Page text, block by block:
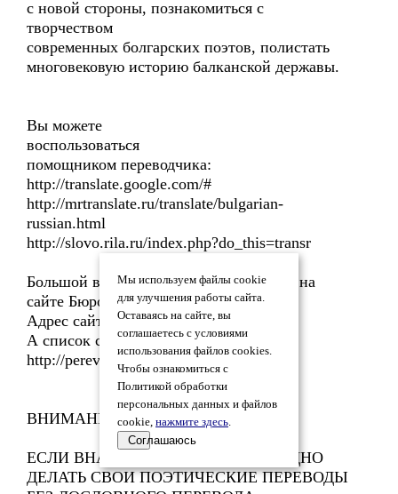
с новой стороны, познакомиться с
творчеством
современных болгарских поэтов, полистать
многовековую историю балканской державы.
Вы можете
воспользоваться
помощником переводчика:
http://translate.google.com/#
http://mrtranslate.ru/translate/bulgarian-
russian.html
http://slovo.rila.ru/index.php?do_this=transr
Большой выбор словарей предлагается на
сайте Бюро переводов Рила.
Адрес сайта: http://perevod.rila.ru
А список словарей на странице:
http://perevod.rila.ru/dict.php
ВНИМАНИЮ НОВИЧКОВ:
ЕСЛИ ВНАЧАЛЕ БУДЕТ ОЧЕНЬ ТРУДНО
ДЕЛАТЬ СВОИ ПОЭТИЧЕСКИЕ ПЕРЕВОДЫ
Мы используем файлы cookie
для улучшения работы сайта.
Оставаясь на сайте, вы
соглашаетесь с условиями
использования файлов cookies.
Чтобы ознакомиться с
Политикой обработки
персональных данных и файлов
cookie, нажмите здесь.
Соглашаюсь